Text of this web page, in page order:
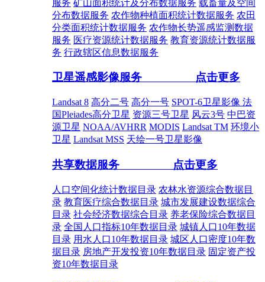
服务 矿山面积统计及分布数据服务 载畜量及空间
分布数据服务 农作物种植面积统计数据服务 农田
分类面积统计数据服务 农作物长势遥感监测数据
服务 医疗资源统计数据服务 教育资源统计数据服
务 行政辖区信息数据服务
卫星遥感影像服务 点击更多
Landsat 8 高分二号 高分一号 SPOT-6卫星影像 法
国Pleiades高分卫星 资源三号卫星 风云3号 中巴资
源卫星 NOAA/AVHRR MODIS Landsat TM 环境小
卫星 Landsat MSS 天绘一号卫星影像
共享数据服务 点击更多
人口空间化统计数据目录 农林水资源综合数据目
录 教育医疗综合数据目录 城市发展建设数据综合
目录 社会经济数据综合目录 养老保险综合数据目
录 全国人口指标10年数据目录 城镇人口10年数据
目录 用水人口10年数据目录 城区人口密度10年数
据目录 房地产开发投资10年数据目录 固定资产投
资10年数据目录